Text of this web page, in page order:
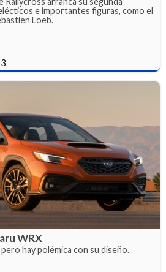
e importantes figuras, como el
Loeb.
WRX
hay polémica con su diseño.